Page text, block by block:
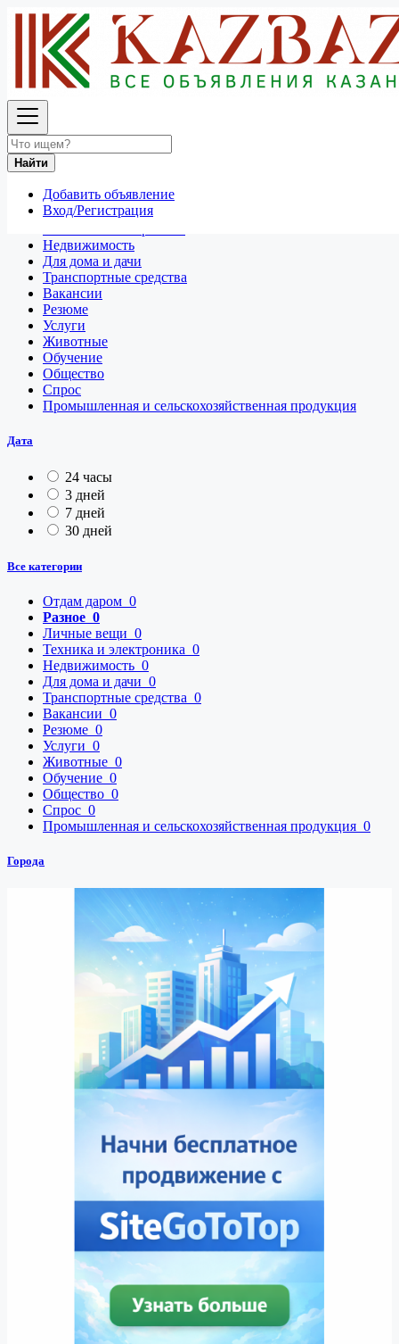
Найти
Добавить объявление
Вход/Регистрация
Разное
Все объявления в 50 км around Нижний Тагил
Разное
Личные вещи
Недвижимость
Для дома и дачи
Транспортные средства
Вакансии
Резюме
Услуги
Животные
Обучение
Общество
Спрос
Промышленная и сельскохозяйственная продукция
Дата
24 часы
3 дней
7 дней
30 дней
Все категории
Отдам даром 0
Разное 0
Личные вещи 0
Техника и электроника 0
Недвижимость 0
Для дома и дачи 0
Транспортные средства 0
Вакансии 0
Резюме 0
Услуги 0
Животные 0
Обучение 0
Общество 0
Спрос 0
Промышленная и сельскохозяйственная продукция 0
Города